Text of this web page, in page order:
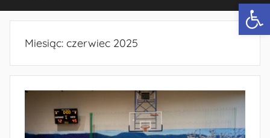
Kultury,
Sportu
Turystyki
Miesiąc: czerwiec 2025